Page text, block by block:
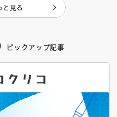
ピックアップ記事
と見る